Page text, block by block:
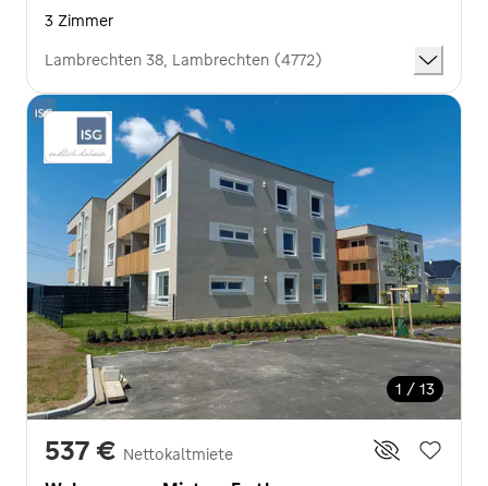
3 Zimmer
Lambrechten 38, Lambrechten (4772)
1 / 13
537 € Nettokaltmiete